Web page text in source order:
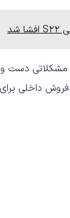
مشکلاتی
داده‌های فروش